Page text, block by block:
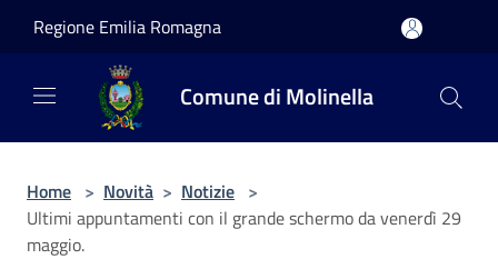
Regione Emilia Romagna
Comune di Molinella
Home > Novità > Notizie >
Ultimi appuntamenti con il grande schermo da venerdì 29
maggio.